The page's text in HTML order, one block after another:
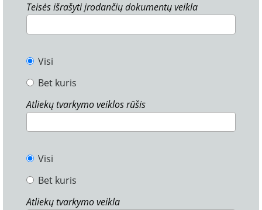
Teisės išrašyti įrodančių dokumentų veikla
Visi
Bet kuris
Atliekų tvarkymo veiklos rūšis
Visi
Bet kuris
Atliekų tvarkymo veikla